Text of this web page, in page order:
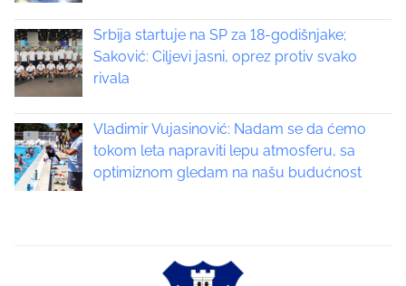
i
g
a
t
Srbija startuje na SP za 18-godišnjake;
Saković: Ciljevi jasni, oprez protiv svako
rivala
Vladimir Vujasinović: Nadam se da ćemo
tokom leta napraviti lepu atmosferu, sa
optimiznom gledam na našu budućnost